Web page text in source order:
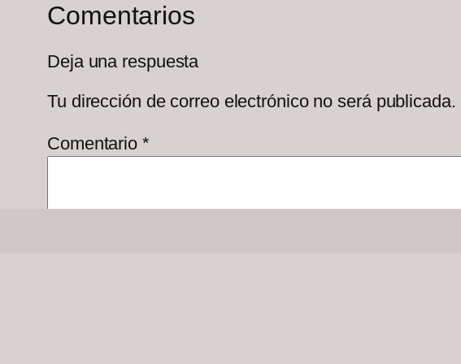
Comentarios
Deja una respuesta
Tu dirección de correo electrónico no será publicada.
Comentario *